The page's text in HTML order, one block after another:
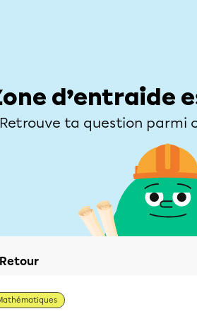
d’entraide
Retrouve ta question parmi
Retour